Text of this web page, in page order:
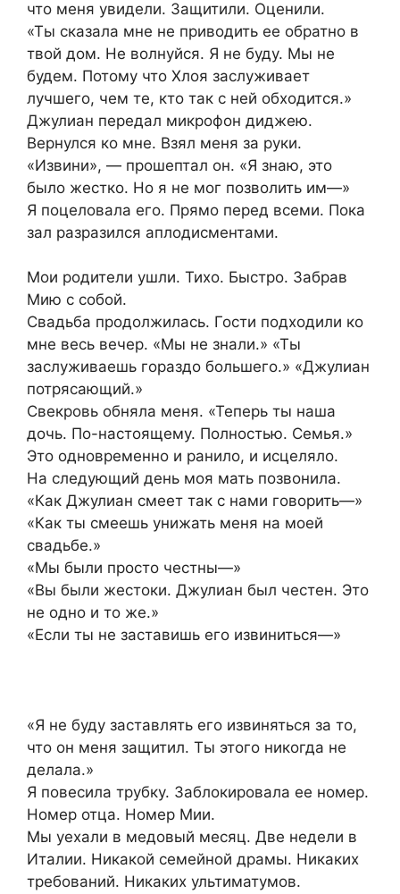
что меня увидели. Защитили. Оценили.
«Ты сказала мне не приводить ее обратно в
твой дом. Не волнуйся. Я не буду. Мы не
будем. Потому что Хлоя заслуживает
лучшего, чем те, кто так с ней обходится.»
Джулиан передал микрофон диджею.
Вернулся ко мне. Взял меня за руки.
«Извини», — прошептал он. «Я знаю, это
было жестко. Но я не мог позволить им—»
Я поцеловала его. Прямо перед всеми. Пока
зал разразился аплодисментами.
Мои родители ушли. Тихо. Быстро. Забрав
Мию с собой.
Свадьба продолжилась. Гости подходили ко
мне весь вечер. «Мы не знали.» «Ты
заслуживаешь гораздо большего.» «Джулиан
потрясающий.»
Свекровь обняла меня. «Теперь ты наша
дочь. По-настоящему. Полностью. Семья.»
Это одновременно и ранило, и исцеляло.
На следующий день моя мать позвонила.
«Как Джулиан смеет так с нами говорить—»
«Как ты смеешь унижать меня на моей
свадьбе.»
«Мы были просто честны—»
«Вы были жестоки. Джулиан был честен. Это
не одно и то же.»
«Если ты не заставишь его извиниться—»
«Я не буду заставлять его извиняться за то,
что он меня защитил. Ты этого никогда не
делала.»
Я повесила трубку. Заблокировала ее номер.
Номер отца. Номер Мии.
Мы уехали в медовый месяц. Две недели в
Италии. Никакой семейной драмы. Никаких
требований. Никаких ультиматумов.